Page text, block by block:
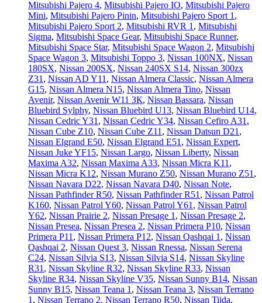
Mitsubishi Pajero 4, Mitsubishi Pajero IO, Mitsubishi Pajero
Mini, Mitsubishi Pajero Pinin, Mitsubishi Pajero Sport 1 ,
Mitsubishi Pajero Sport 2, Mitsubishi RVR 1 , Mitsubishi
Sigma, Mitsubishi Space Gear, Mitsubishi Space Runner,
Mitsubishi Space Star, Mitsubishi Space Wagon 2, Mitsubishi
Space Wagon 3, Mitsubishi Toppo 3, Nissan 100NX, Nissan
180SX, Nissan 200SX, Nissan 240SX S14, Nissan 300zx
Z31 , Nissan AD Y11 , Nissan Almera Classic, Nissan Almera
G15, Nissan Almera N15, Nissan Almera Tino, Nissan
Avenir, Nissan Avenir W11 ЗК, Nissan Bassara, Nissan
Bluebird Sylphy, Nissan Bluebird U13, Nissan Bluebird U14,
Nissan Cedric Y31 , Nissan Cedric Y34, Nissan Cefiro A31 ,
Nissan Cube Z10, Nissan Cube Z11 , Nissan Datsun D21 ,
Nissan Elgrand E50, Nissan Elgrand E51 , Nissan Expert,
Nissan Juke YF15, Nissan Largo, Nissan Liberty, Nissan
Maxima A32, Nissan Maxima A33, Nissan Micra K11 ,
Nissan Micra K12, Nissan Murano Z50, Nissan Murano Z51 ,
Nissan Navara D22, Nissan Navara D40, Nissan Note,
Nissan Pathfinder R50, Nissan Pathfinder R51 , Nissan Patrol
K160, Nissan Patrol Y60, Nissan Patrol Y61 , Nissan Patrol
Y62, Nissan Prairie 2, Nissan Presage 1 , Nissan Presage 2,
Nissan Presea, Nissan Presea 2, Nissan Primera P10, Nissan
Primera P11 , Nissan Primera P12, Nissan Qashqai 1 , Nissan
Qashqai 2, Nissan Quest 3, Nissan Rnessa, Nissan Serena
C24, Nissan Silvia S13, Nissan Silvia S14, Nissan Skyline
R31 , Nissan Skyline R32, Nissan Skyline R33, Nissan
Skyline R34, Nissan Skyline V35, Nissan Sunny B14, Nissan
Sunny B15, Nissan Teana 1 , Nissan Teana 3, Nissan Terrano
1 , Nissan Terrano 2, Nissan Terrano R50, Nissan Tiida,